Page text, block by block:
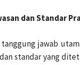
dan Standar
jawab
standar yang